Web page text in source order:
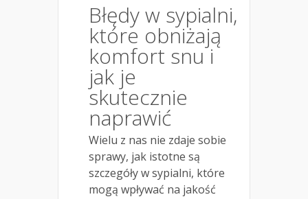
Błędy w sypialni,
które obniżają
komfort snu i
jak je
skutecznie
naprawić
Wielu z nas nie zdaje sobie
sprawy, jak istotne są
szczegóły w sypialni, które
mogą wpływać na jakość